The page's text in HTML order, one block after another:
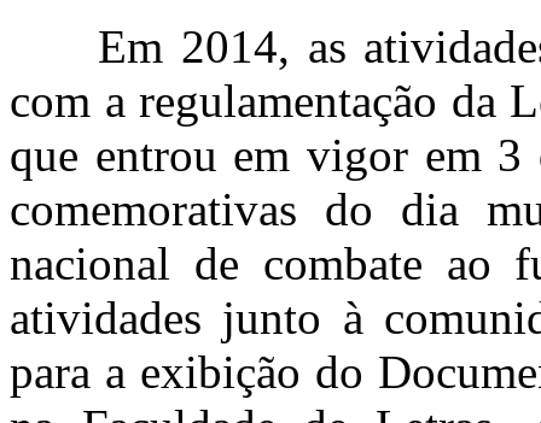
Em 2014, as atividades
com a regulamentação da
que entrou em vigor em 3
comemorativas do dia
nacional de combate ao
atividades junto à
para a exibição do